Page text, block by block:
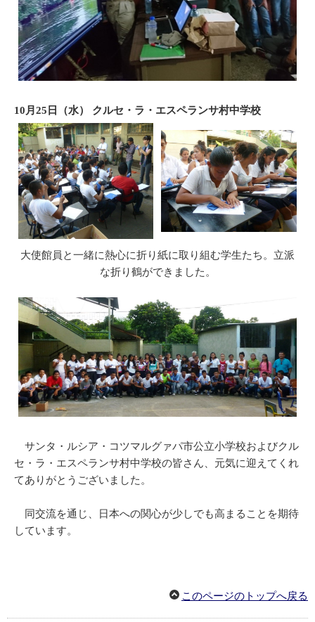
10月25日（水） クルセ・ラ・エスペランサ村中学校
大使館員と一緒に熱心に折り紙に取り組む学生たち。立派
な折り鶴ができました。
サンタ・ルシア・コツマルグァパ市公立小学校およびクル
セ・ラ・エスペランサ村中学校の皆さん、元気に迎えてくれ
てありがとうございました。
同交流を通じ、日本への関心が少しでも高まることを期待
しています。
このページのトップへ戻る